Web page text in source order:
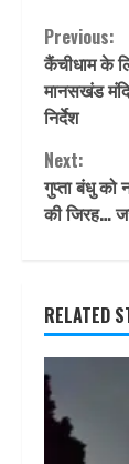
Previous:
कैंचीधाम के
मानसखंड
निर्देश
Next:
गुप्ता बंधु को
की जिरह…
RELATED